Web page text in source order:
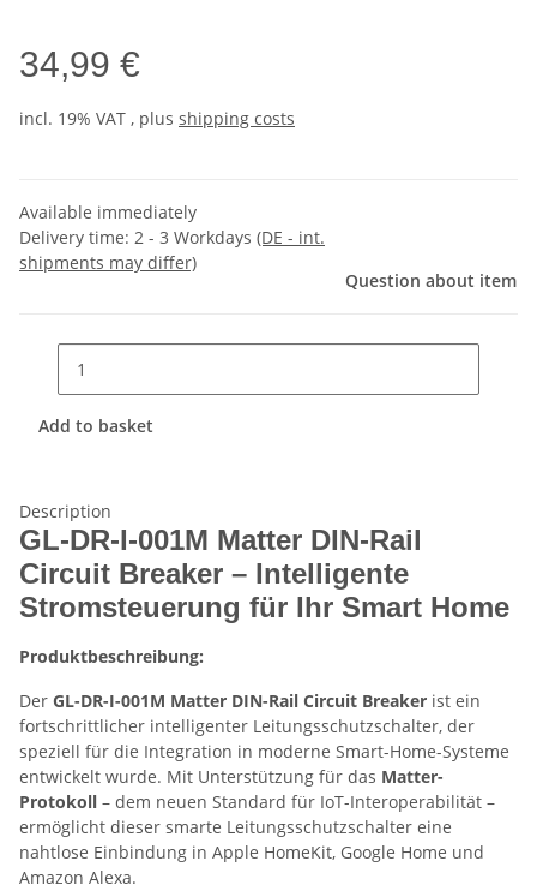
34,99 €
incl. 19% VAT , plus shipping costs
Available immediately
Delivery time: 2 - 3 Workdays (DE - int.
shipments may differ)
Question about item
Add to basket
Description
GL-DR-I-001M Matter DIN-Rail
Circuit Breaker – Intelligente
Stromsteuerung für Ihr Smart Home
Produktbeschreibung:
Der GL-DR-I-001M Matter DIN-Rail Circuit Breaker ist ein
fortschrittlicher intelligenter Leitungsschutzschalter, der
speziell für die Integration in moderne Smart-Home-Systeme
entwickelt wurde. Mit Unterstützung für das Matter-
Protokoll – dem neuen Standard für IoT-Interoperabilität –
ermöglicht dieser smarte Leitungsschutzschalter eine
nahtlose Einbindung in Apple HomeKit, Google Home und
Amazon Alexa.